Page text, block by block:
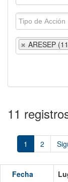
ARESEP
11
1 2
Fecha